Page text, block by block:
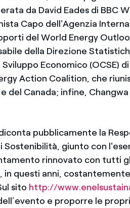
da David Eades di BBC
Capo dell'Agenzia
del World Energy
della Direzione
Economico (OCSE)
Action Coalition, che
e del Canada; infine,
pubblicamente la
Sostenibilità, giunto con
rinnovato con tutti
in questi anni,
sito http://
e proporre le